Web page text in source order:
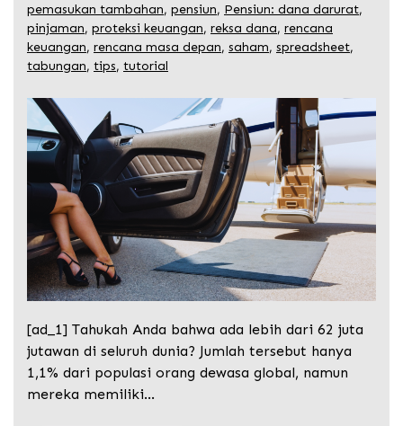
pemasukan tambahan, pensiun, Pensiun: dana darurat,
pinjaman, proteksi keuangan, reksa dana, rencana
keuangan, rencana masa depan, saham, spreadsheet,
tabungan, tips, tutorial
[ad_1] Tahukah Anda bahwa ada lebih dari 62 juta
jutawan di seluruh dunia? Jumlah tersebut hanya
1,1% dari populasi orang dewasa global, namun
mereka memiliki…